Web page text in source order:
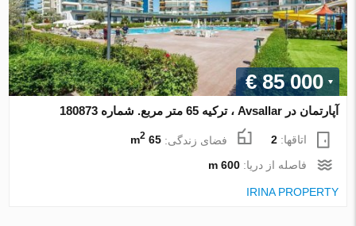
€ 85 000
آپارتمان در Avsallar ، ترکیه 65 متر مربع. شماره 180873
اتاقها:2 فضای زندگی:65 m
2
فاصله از دریا:600 m
IRINA PROPERTY